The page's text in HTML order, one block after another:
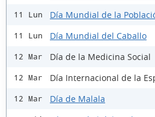
11 Lun Día Mundial de la
11 Lun Día Mundial del Caballo
12 Mar Día de la Medicina Social
12 Mar Día Internacional de la
12 Mar Día de Malala